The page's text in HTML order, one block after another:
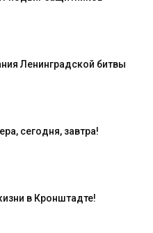
Ленинградской битвы
сегодня, завтра!
в Кронштадте!